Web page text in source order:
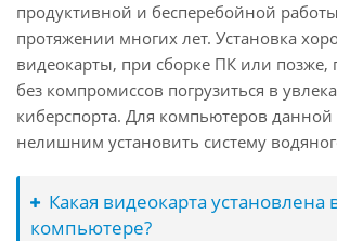
продуктивной и бесперебойной
протяжении многих лет. Установка
видеокарты, при сборке ПК или позже,
без компромиссов погрузиться в
киберспорта. Для компьютеров данной
нелишним установить систему
Какая видеокарта установлена
компьютере?